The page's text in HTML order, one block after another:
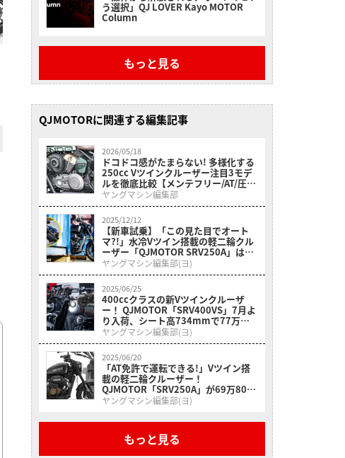
う選択」QJ LOVER Kayo MOTOR
Column
もっと見る
QJMOTORに関連する編集記事
2026/05/18
ドコドコ感がたまらない! 多様化する
250cc Vツインクルーザー注目3モデ
ルを徹底比較【メンテフリー/AT/圧倒
的個性】
ヤングマシン編集部
2025/12/12
【新車試乗】「この見た目でオート
マ?!」水冷Vツイン搭載の軽二輪クル
ーザー「QJMOTOR SRV250A」はク
ラス初『AMT』搭載【インプレッシ
ョン】
ヤングマシン編集部(ヨ)
2025/06/25
400ccクラスの新Vツインクルーザ
ー！ QJMOTOR「SRV400VS」7月よ
り入荷、シート高734mmで77万
8000円
ヤングマシン編集部(ヨ)
2025/06/20
「AT免許で運転できる!」Vツイン搭
載の軽二輪クルーザー！
QJMOTOR「SRV250A」が69万8000
円で登場
ヤングマシン編集部(ヨ)
もっと見る